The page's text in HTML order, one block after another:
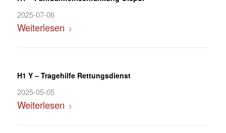
2025-07-06
Weiterlesen
H1 Y – Tragehilfe Rettungsdienst
2025-05-05
Weiterlesen